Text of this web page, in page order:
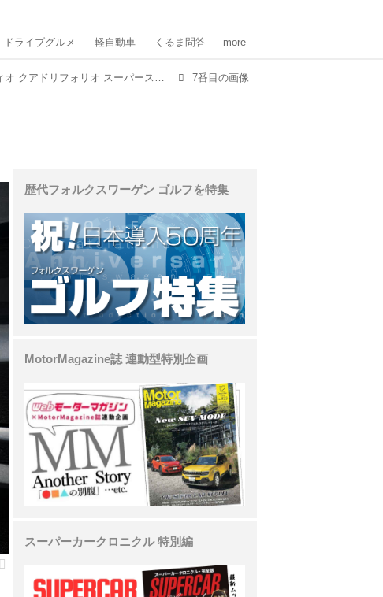
ドライブグルメ 軽自動車 くるま問答 more
アルファロメオ ステルヴィオ クアドリフォリオ スーパースポーツ／ジュリア クアドリフォリオ スーパースポーツ 7番目の画像
歴代フォルクスワーゲン ゴルフを特集
MotorMagazine誌 連動型特別企画
スーパーカークロニクル 特別編